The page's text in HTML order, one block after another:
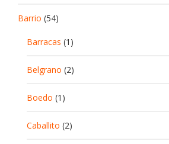
Barrio (54)
Barracas (1)
Belgrano (2)
Boedo (1)
Caballito (2)